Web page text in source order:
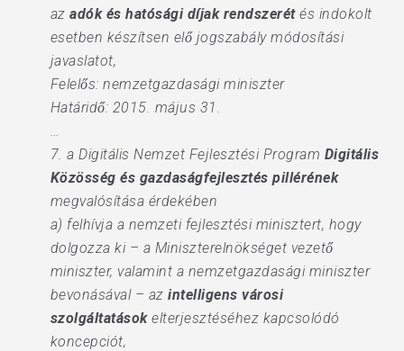
azadók és hatósági díjak rendszerétés indokolt
esetben készítsen elő jogszabály módosítási
javaslatot,
Felelős: nemzetgazdasági miniszter
Határidő: 2015. május 31.
…
7. a Digitális Nemzet Fejlesztési Program Digitális
Közösség és gazdaságfejlesztés pillérének
megvalósítása érdekében
a) felhívja a nemzeti fejlesztési minisztert, hogy
dolgozza ki – a Miniszterelnökséget vezető
miniszter, valamint a nemzetgazdasági miniszter
bevonásával – azintelligens városi
szolgáltatásokelterjesztéséhez kapcsolódó
koncepciót,